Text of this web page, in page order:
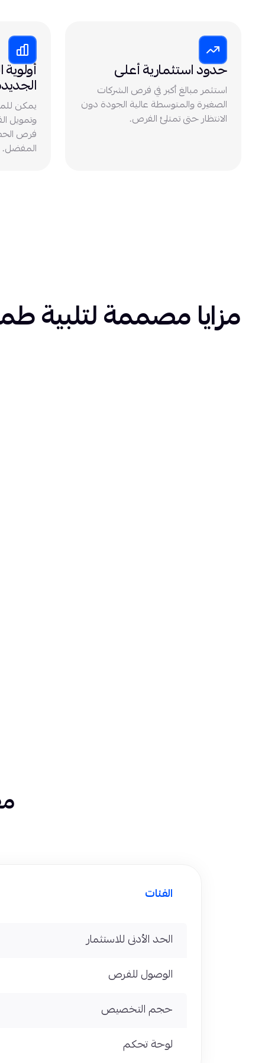
حدود استثمارية أعلى
استثمر مبالغ أكبر في فرص الشركات
الصغيرة والمتوسطة عالية الجودة دون
الانتظار حتى تمتلئ الفرص.
يمكن
وتمويل
فرص
المفضل.
مزايا مصممة لتلبية
الفئات
الحد الأدنى للاستثمار
الوصول للفرص
حجم التخصيص
لوحة تحكم